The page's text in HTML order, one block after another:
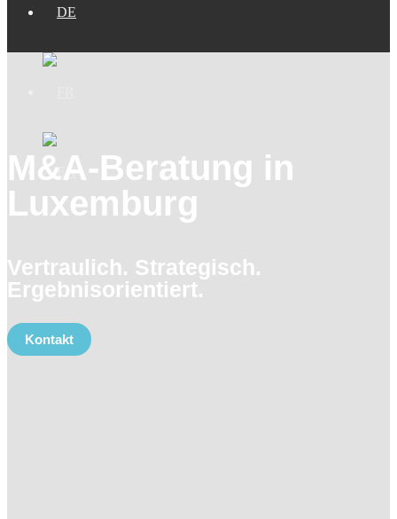
M&A-Beratung in
Luxemburg
Vertraulich. Strategisch.
Ergebnisorientiert.
Kontakt